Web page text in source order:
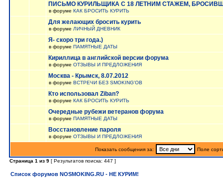
ПИСЬМО КУРИЛЬЩИКА С 18 ЛЕТНИМ СТАЖЕМ,
в форуме КАК БРОСИТЬ КУРИТЬ
Для желающих бросить курить
в форуме ЛИЧНЫЙ ДНЕВНИК
Я- скоро три года.)
в форуме ПАМЯТНЫЕ ДАТЫ
Кириллица в английской версии форума
в форуме ОТЗЫВЫ И ПРЕДЛОЖЕНИЯ
Москва - Крымск, 8.07.2012
в форуме ВСТРЕЧИ БЕЗ SMOKING'OB
Кто использовал Ziban?
в форуме КАК БРОСИТЬ КУРИТЬ
Очередные рубежи ветеранов форума
в форуме ПАМЯТНЫЕ ДАТЫ
Восстановление пароля
в форуме ОТЗЫВЫ И ПРЕДЛОЖЕНИЯ
Показать сообщения за: Поле
Страница 1 из 9 [ Результатов поиска: 447 ]
Список форумов NOSMOKING.RU - НЕ КУРИМ!